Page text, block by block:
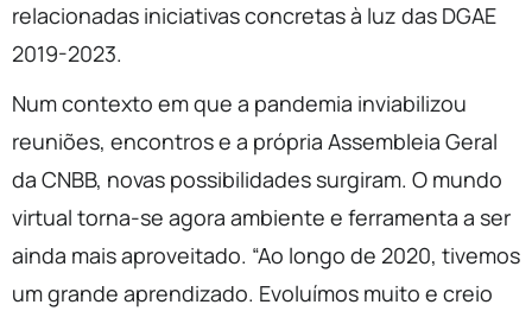
relacionadas iniciativas concretas à luz das DGAE
2019-2023.
Num contexto em que a pandemia inviabilizou
reuniões, encontros e a própria Assembleia Geral
da CNBB, novas possibilidades surgiram. O mundo
virtual torna-se agora ambiente e ferramenta a ser
ainda mais aproveitado. “Ao longo de 2020, tivemos
um grande aprendizado. Evoluímos muito e creio